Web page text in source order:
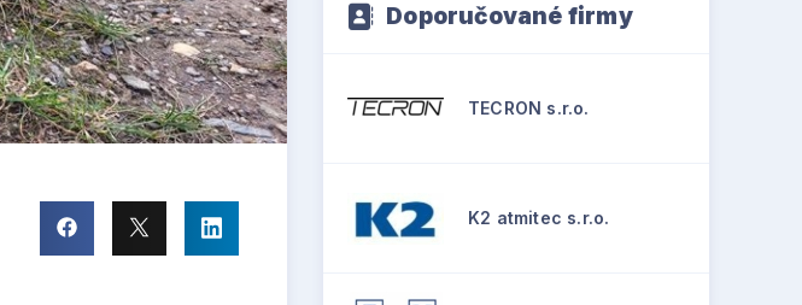
Doporučované firmy
TECRON s.r.o.
K2 atmitec s.r.o.